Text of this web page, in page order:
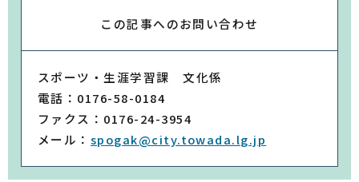
この記事へのお問い合わせ
スポーツ・生涯学習課 文化係
電話：0176-58-0184
ファクス：0176-24-3954
メール： spogak@city.towada.lg.jp